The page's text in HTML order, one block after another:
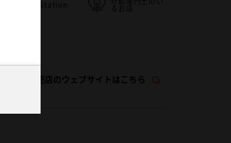
G-Station るお店
この販売店のウェブサイトはこちら